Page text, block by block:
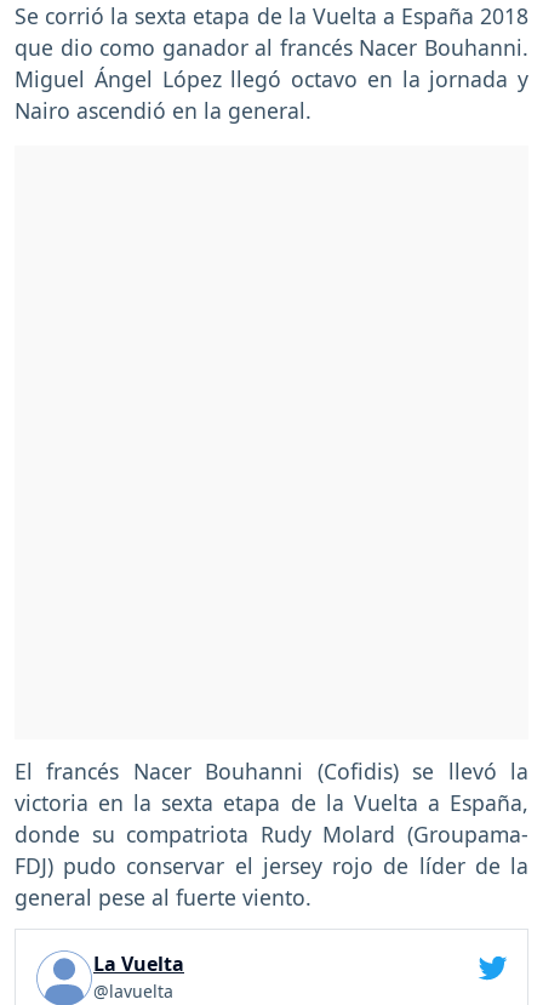
Se corrió la sexta etapa de la Vuelta a España 2018
que dio como ganador al francés Nacer Bouhanni.
Miguel Ángel López llegó octavo en la jornada y
Nairo ascendió en la general.
El francés Nacer Bouhanni (Cofidis) se llevó la
victoria en la sexta etapa de la Vuelta a España,
donde su compatriota Rudy Molard (Groupama-
FDJ) pudo conservar el jersey rojo de líder de la
general pese al fuerte viento.
La Vuelta
@lavuelta